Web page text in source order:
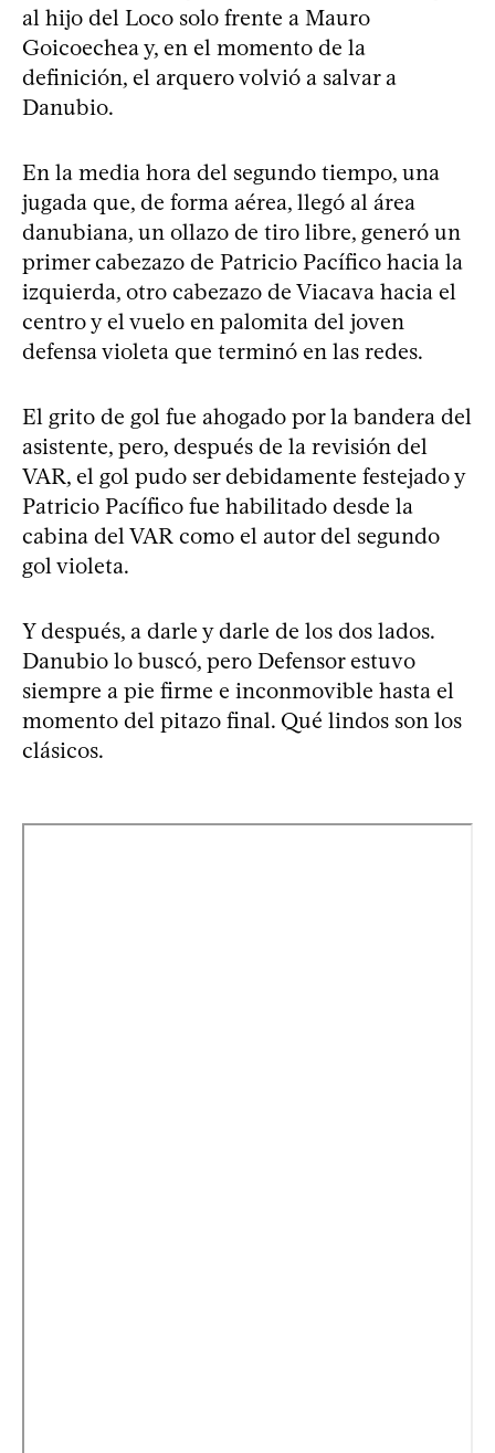
al hijo del Loco solo frente a Mauro
Goicoechea y, en el momento de la
definición, el arquero volvió a salvar a
Danubio.
En la media hora del segundo tiempo, una
jugada que, de forma aérea, llegó al área
danubiana, un ollazo de tiro libre, generó un
primer cabezazo de Patricio Pacífico hacia la
izquierda, otro cabezazo de Viacava hacia el
centro y el vuelo en palomita del joven
defensa violeta que terminó en las redes.
El grito de gol fue ahogado por la bandera del
asistente, pero, después de la revisión del
VAR, el gol pudo ser debidamente festejado y
Patricio Pacífico fue habilitado desde la
cabina del VAR como el autor del segundo
gol violeta.
Y después, a darle y darle de los dos lados.
Danubio lo buscó, pero Defensor estuvo
siempre a pie firme e inconmovible hasta el
momento del pitazo final. Qué lindos son los
clásicos.